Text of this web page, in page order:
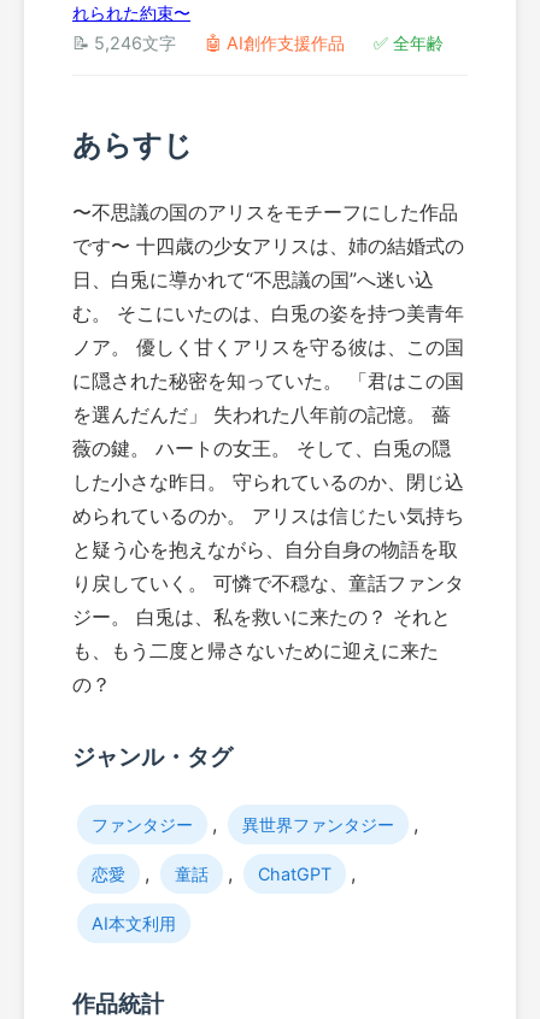
れられた約束〜
📝 5,246文字
🤖 AI創作支援作品 ✅ 全年齢
あらすじ
〜不思議の国のアリスをモチーフにした作品
です〜 十四歳の少女アリスは、姉の結婚式の
日、白兎に導かれて“不思議の国”へ迷い込
む。 そこにいたのは、白兎の姿を持つ美青年
ノア。 優しく甘くアリスを守る彼は、この国
に隠された秘密を知っていた。 「君はこの国
を選んだんだ」 失われた八年前の記憶。 薔
薇の鍵。 ハートの女王。 そして、白兎の隠
した小さな昨日。 守られているのか、閉じ込
められているのか。 アリスは信じたい気持ち
と疑う心を抱えながら、自分自身の物語を取
り戻していく。 可憐で不穏な、童話ファンタ
ジー。 白兎は、私を救いに来たの？ それと
も、もう二度と帰さないために迎えに来た
の？
ジャンル・タグ
ファンタジー , 異世界ファンタジー ,
恋愛 , 童話 , ChatGPT ,
AI本文利用
作品統計